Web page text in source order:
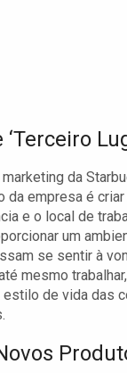
da
da empresa é criar
e o local de
um
se sentir à
mesmo
de vida das